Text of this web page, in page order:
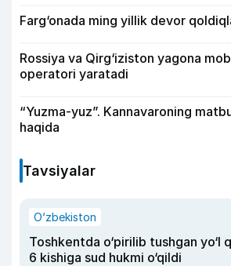
Farg‘onada ming yillik devor
Rossiya va Qirg‘iziston yagona
operatori yaratadi
“Yuzma-yuz”. Kannavaroning
haqida
Tavsiyalar
O‘zbekiston
Toshkentda o‘pirilib tushgan yo‘l
6 kishiga sud hukmi o‘qildi